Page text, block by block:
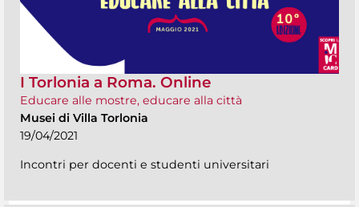
I Torlonia a Roma. Online
Educare alle mostre, educare alla città
Musei di Villa Torlonia
19/04/2021
Incontri per docenti e studenti universitari